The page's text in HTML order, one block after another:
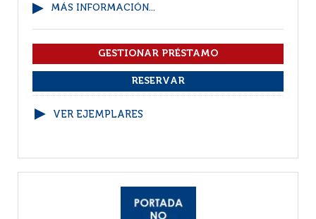
MÁS INFORMACIÓN...
VER EJEMPLARES